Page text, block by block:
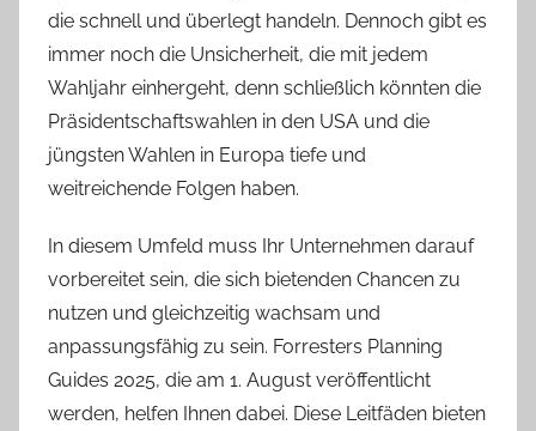
die schnell und überlegt handeln. Dennoch gibt es
immer noch die Unsicherheit, die mit jedem
Wahljahr einhergeht, denn schließlich könnten die
Präsidentschaftswahlen in den USA und die
jüngsten Wahlen in Europa tiefe und
weitreichende Folgen haben.
In diesem Umfeld muss Ihr Unternehmen darauf
vorbereitet sein, die sich bietenden Chancen zu
nutzen und gleichzeitig wachsam und
anpassungsfähig zu sein. Forresters Planning
Guides 2025, die am 1. August veröffentlicht
werden, helfen Ihnen dabei. Diese Leitfäden bieten